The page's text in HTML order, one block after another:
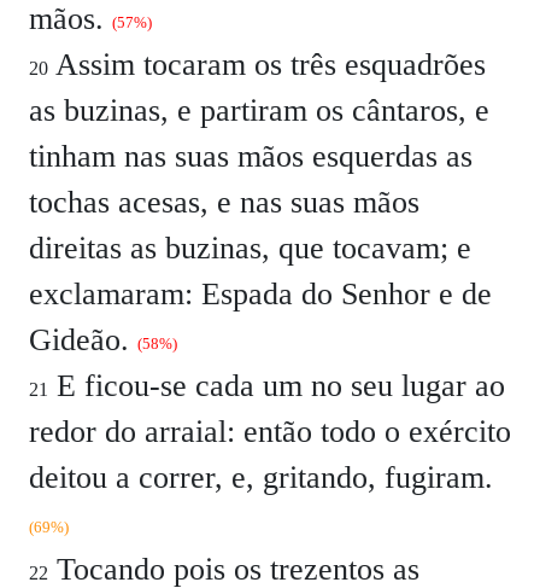
mãos. (57%)
20 Assim tocaram os três esquadrões
as buzinas, e partiram os cântaros, e
tinham nas suas mãos esquerdas as
tochas acesas, e nas suas mãos
direitas as buzinas, que tocavam; e
exclamaram: Espada do Senhor e de
Gideão. (58%)
21 E ficou-se cada um no seu lugar ao
redor do arraial: então todo o exército
deitou a correr, e, gritando, fugiram.
(69%)
22 Tocando pois os trezentos as